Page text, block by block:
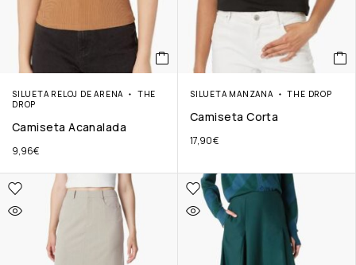
SILUETA RELOJ DE ARENA
THE
DROP
Camiseta Acanalada
9,96€
SILUETA MANZANA THE DROP
Camiseta Corta
17,90€